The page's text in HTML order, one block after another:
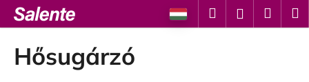
Ugrás
fő
tartalomhoz
Keresés
Hősugárzó
o